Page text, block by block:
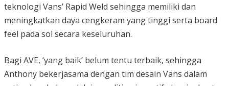
teknologi Vans’ Rapid Weld sehingga memiliki dan
meningkatkan daya cengkeram yang tinggi serta board
feel pada sol secara keseluruhan.
Bagi AVE, ‘yang baik’ belum tentu terbaik, sehingga
Anthony bekerjasama dengan tim desain Vans dalam